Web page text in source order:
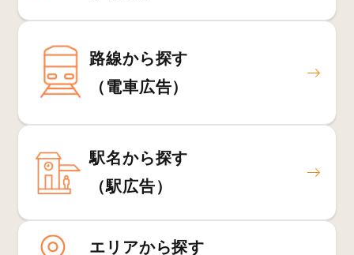
路線から探す
（電車広告）
駅名から探す
（駅広告）
エリアから探す